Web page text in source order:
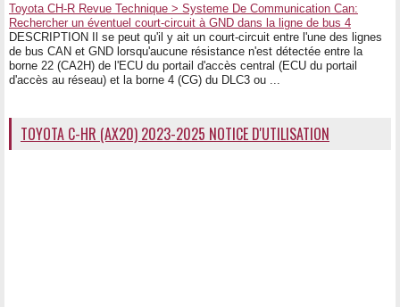
Toyota CH-R Revue Technique > Systeme De Communication Can:
Rechercher un éventuel court-circuit à GND dans la ligne de bus 4
DESCRIPTION Il se peut qu'il y ait un court-circuit entre l'une des lignes
de bus CAN et GND lorsqu'aucune résistance n'est détectée entre la
borne 22 (CA2H) de l'ECU du portail d'accès central (ECU du portail
d'accès au réseau) et la borne 4 (CG) du DLC3 ou ...
TOYOTA C-HR (AX20) 2023-2025 NOTICE D'UTILISATION